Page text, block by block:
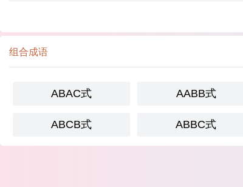
组合成语
ABAC式 AABB式
ABCB式 ABBC式